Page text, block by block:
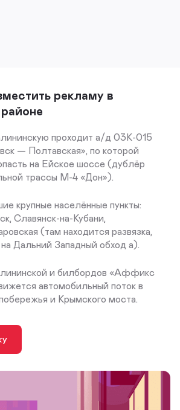
рекламу в
проходит а/д 03К-015
— Полтавская», по которой
на Ейское шоссе (дублёр
трассы М-4 «Дон»).
крупные населённые пункты:
Славянск-на-Кубани,
(там находится развязка,
Дальний Западный обход а).
и билбордов «Аффикс
автомобильный поток в
и Крымского моста.